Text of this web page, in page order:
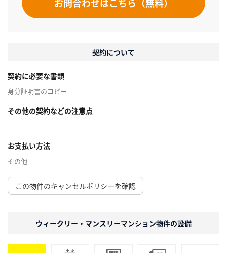
契約について
契約に必要な書類
身分証明書のコピー
その他の契約などの注意点
-
お支払い方法
その他
この物件のキャンセルポリシーを確認
ウィークリー・マンスリーマンション物件の設備